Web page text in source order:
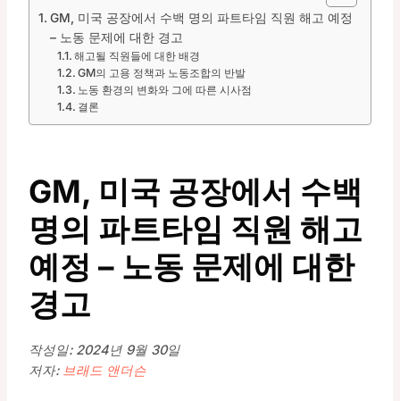
GM, 미국 공장에서 수백 명의 파트타임 직원 해고 예정
– 노동 문제에 대한 경고
해고될 직원들에 대한 배경
GM의 고용 정책과 노동조합의 반발
노동 환경의 변화와 그에 따른 시사점
결론
GM, 미국 공장에서 수백
명의 파트타임 직원 해고
예정 – 노동 문제에 대한
경고
작성일: 2024년 9월 30일
저자: 브래드 앤더슨